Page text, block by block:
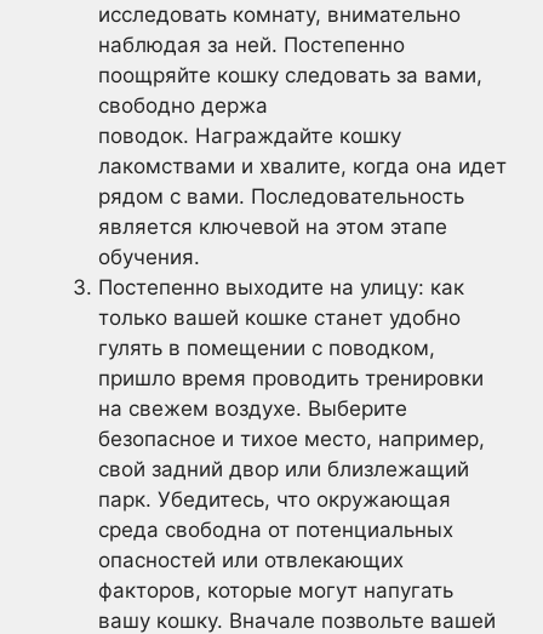
исследовать комнату, внимательно
наблюдая за ней. Постепенно
поощряйте кошку следовать за вами,
свободно держа
поводок. Награждайте кошку
лакомствами и хвалите, когда она идет
рядом с вами. Последовательность
является ключевой на этом этапе
обучения.
Постепенно выходите на улицу: как
только вашей кошке станет удобно
гулять в помещении с поводком,
пришло время проводить тренировки
на свежем воздухе. Выберите
безопасное и тихое место, например,
свой задний двор или близлежащий
парк. Убедитесь, что окружающая
среда свободна от потенциальных
опасностей или отвлекающих
факторов, которые могут напугать
вашу кошку. Вначале позвольте вашей